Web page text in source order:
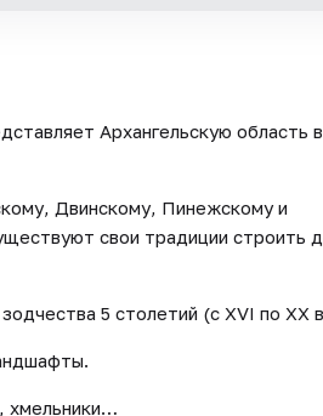
Архангельскую область в
Двинскому, Пинежскому и
свои традиции строить
5 столетий (с XVI по ХХ
хмельники…